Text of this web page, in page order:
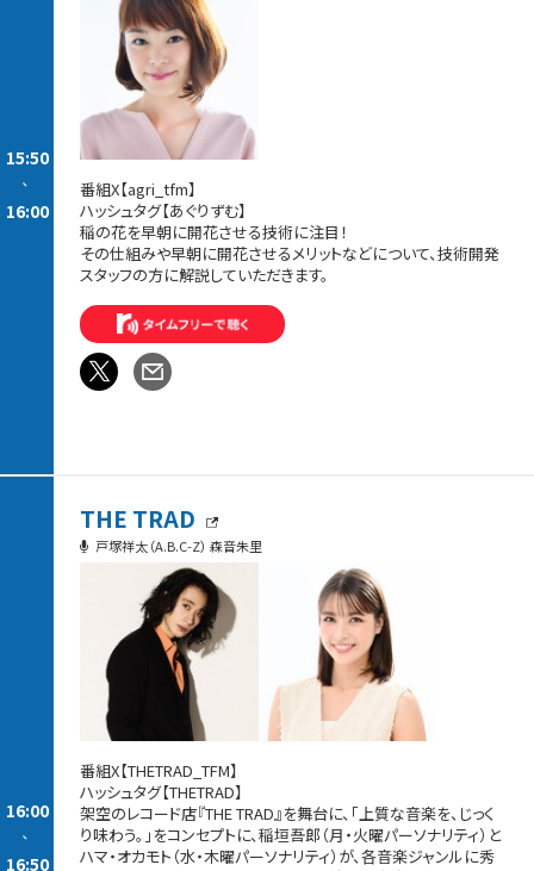
15:50
-
16:00
番組X【agri_tfm】
ハッシュタグ【あぐりずむ】
稲の花を早朝に開花させる技術に注目！
その仕組みや早朝に開花させるメリットなどについて、技術開発
スタッフの方に解説していただきます。
16:00
-
16:50
THE TRAD
戸塚祥太（A.B.C-Z） 森音朱里
番組X【THETRAD_TFM】
ハッシュタグ【THETRAD】
架空のレコード店『THE TRAD』を舞台に、「上質な音楽を、じっく
り味わう。」をコンセプトに、稲垣吾郎（月・火曜パーソナリティ）と
ハマ・オカモト（水・木曜パーソナリティ）が、各音楽ジャンルに秀